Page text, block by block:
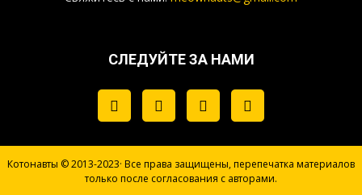
СЛЕДУЙТЕ ЗА НАМИ
Котонавты © 2013-2023· Все права защищены, перепечатка материалов
только после согласования с авторами.